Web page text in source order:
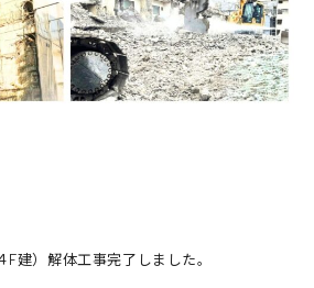
建）解体工事完了しました。